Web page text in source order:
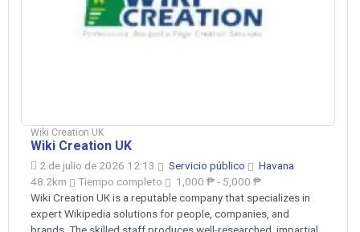
Wiki Creation UK
Wiki Creation UK
2 de julio de 2026 12:13 Servicio público
Havana
48.2km
Tiempo completo
1,000 ₱ - 5,000 ₱
Wiki Creation UK is a reputable company that specializes in
expert Wikipedia solutions for people, companies, and